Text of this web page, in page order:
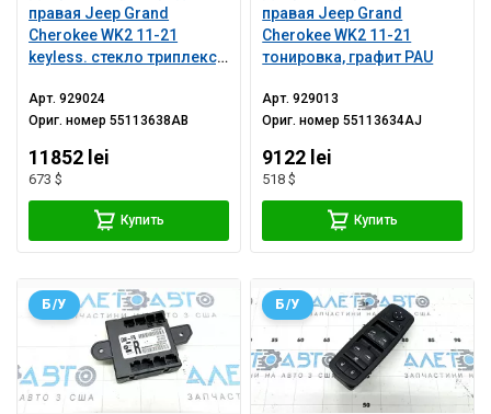
правая Jeep Grand
Cherokee WK2 11-21
keyless. стекло триплекс,
тычки
Арт.929024
Ориг. номер55113638AB
11852 lei
673 $
Купить
правая Jeep Grand
Cherokee WK2 11-21
тонировка, графит PAU
Арт.929013
Ориг. номер55113634AJ
9122 lei
518 $
Купить
Б/У Б/У